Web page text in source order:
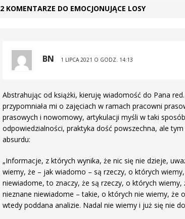
2 KOMENTARZE DO EMOCJONUJĄCE LOSY
BN 1 LIPCA 2021 O GODZ. 14:13
Abstrahując od książki, kieruję wiadomość do Pana
przypomniała mi o zajęciach w ramach pracowni
prasowych i nowomowy, artykulacji myśli w taki
odpowiedzialności, praktyka dość powszechna, ale
absurdu:
„Informacje, z których wynika, że nic się nie dzieje,
wiemy, że – jak wiadomo – są rzeczy, o których
niewiadome, to znaczy, że są rzeczy, o których
nieznane niewiadome – takie, o których nie wiemy, że
wtedy poddana analizie. Nadal nie wiemy i już się nie